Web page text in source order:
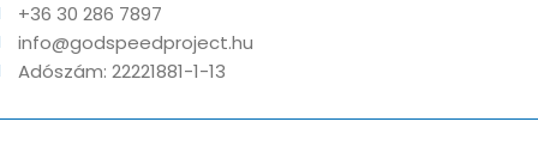
+36 30 286 7897
info@godspeedproject.hu
Adószám: 22221881-1-13